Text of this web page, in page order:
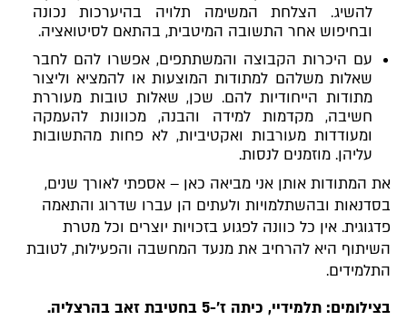
להשיג. הצלחת המשימה תלויה בהיערכות נכונה
ובחיפוש אחר התשובה המיטבית, בהתאם לסיטואציה.
עם היכרות הקבוצה והמשתתפים, אפשרו להם לחבר
שאלות משלהם למתודות המוצעות או להמציא וליצור
מתודות הייחודיות להם. שכן, שאלות טובות מעוררת
חשיבה, מקדמות למידה והבנה, מכוונות להעמקה
ומעודדות מעורבות ואקטיביות, לא פחות מהתשובות
עליהן. מוזמנים לנסות.
את המתודות אותן אני מביאה כאן – אספתי לאורך שנים,
בסדנאות ובהשתלמויות ולעתים הן עברו שדרוג והתאמה
פדגוגית. אין כל כוונה לפגוע בזכויות יוצרים וכל מטרת
השיתוף היא להרחיב את מנעד המחשבה והפעילות, לטובת
התלמידים.
בצילומים: תלמידיי, כיתה ז'-5 בחטיבת זאב בהרצליה.